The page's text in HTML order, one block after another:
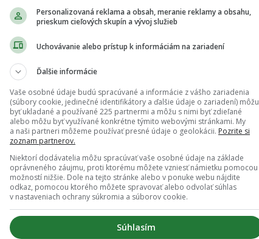
vlády, no celková suma 2,7 miliardy eur by sa
verejných financií na 4,7 % HDP, z
opatrení je napríklad zvýšenie
zníženie zníženej sadzby z 10 % na 5 % a
na vybrané položky. Zvýšiť by sa mala aj daň z
príjmu. Zmeny sa majú týkať aj nároku na
dôchodok.
časť konsolidačného balíčku
hlavnú časť konsolidačných opatrení za 2,7
základnej sadzby DPH na 23 %, vyššej
Personalizovaná reklama a obsah, meranie reklamy a obsahu,
prieskum cieľových skupín a vývoj služieb
Uchovávanie alebo prístup k informáciám na zariadení
Ďalšie informácie
Vaše osobné údaje budú spracúvané a informácie z vášho zariadenia
(súbory cookie, jedinečné identifikátory a ďalšie údaje o zariadení) môžu
byť ukladané a používané 225 partnermi a môžu s nimi byť zdieľané
alebo môžu byť využívané konkrétne týmito webovými stránkami. My
a naši partneri môžeme používať presné údaje o geolokácii. Pozrite si
zoznam partnerov.
Niektorí dodávatelia môžu spracúvať vaše osobné údaje na základe
oprávneného záujmu, proti ktorému môžete vzniesť námietku pomocou
možností nižšie. Dole na tejto stránke alebo v ponuke webu nájdite
odkaz, pomocou ktorého môžete spravovať alebo odvolať súhlas
v nastaveniach ochrany súkromia a súborov cookie.
Súhlasím